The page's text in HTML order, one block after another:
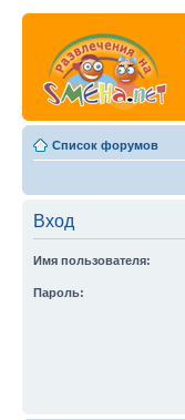
Список форумов
Вход
Имя пользователя:
Пароль: